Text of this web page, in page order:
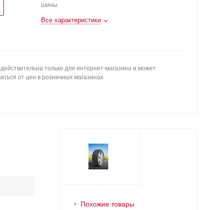
шины
Все характеристики
только для интернет-магазина и может
от цен в розничных магазинах
Похожие товары